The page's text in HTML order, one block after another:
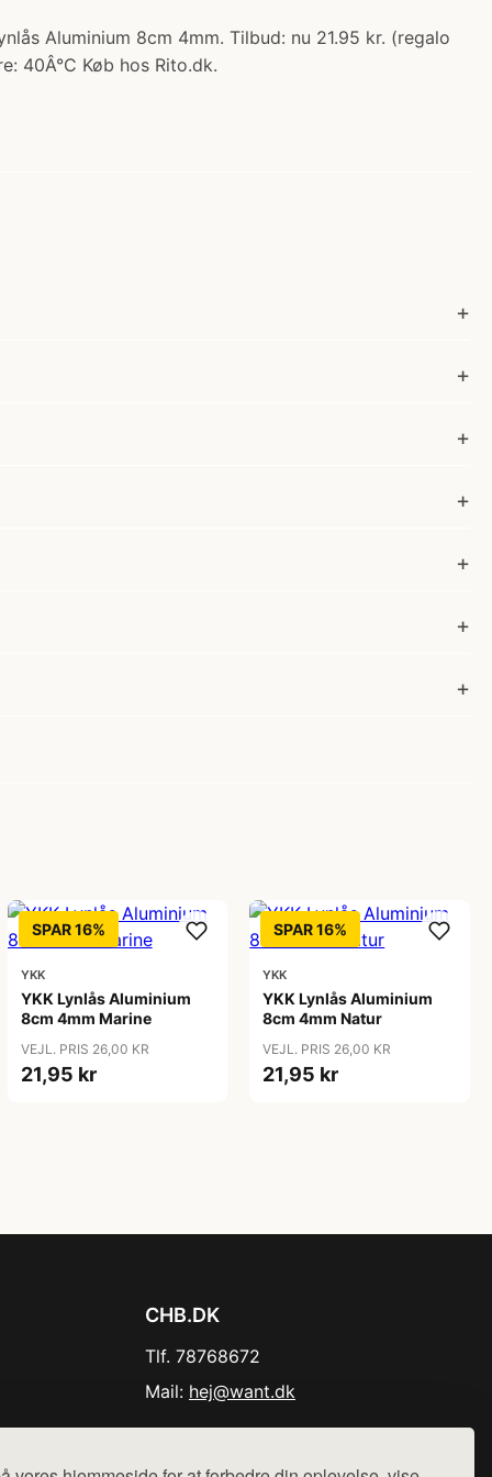
Aluminium 8cm 4mm. Tilbud: nu 21.95 kr. (regalo
40Â°C Køb hos Rito.dk.
SPAR 16%
YKK
YKK Lynlås Aluminium
8cm 4mm Marine
VEJL. PRIS 26,00 KR
21,95 kr
SPAR 16%
YKK
YKK Lynlås Aluminium
8cm 4mm Natur
VEJL. PRIS 26,00 KR
21,95 kr
CHB.DK
Tlf. 78768672
Mail: hej@want.dk